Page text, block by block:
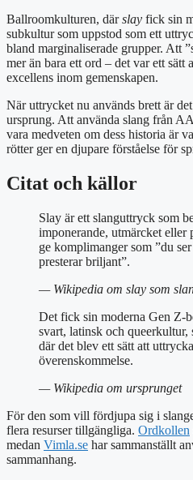
Ballroomkulturen, därslay fick sin
subkultur som uppstod som ett
bland marginaliserade grupper. Att
mer än bara ett ord – det var ett sätt
excellens inom gemenskapen.
När uttrycket nu används brett är
ursprung. Att använda slang från
vara medveten om dess historia är
rötter ger en djupare förståelse för
Citat och källor
Slay är ett slanguttryck som
imponerande, utmärcket eller
ge komplimanger som ”du
presterar briljant”.
— Wikipedia om slay som
Det fick sin moderna Gen Z-
svart, latinsk och
där det blev ett sätt att
överenskommelse.
— Wikipedia om ursprunget
För den som vill fördjupa sig i
flera resurser tillgängliga. Ordkollen
medan Vimla.se har sammanställt
sammanhang.